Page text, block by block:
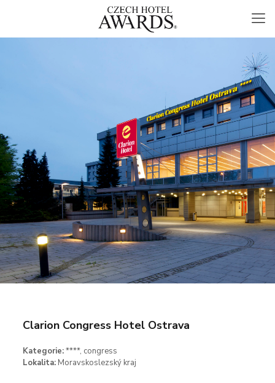
Clarion Congress Hotel Ostrava
Kategorie:****, congress
Lokalita:Moravskoslezský kraj